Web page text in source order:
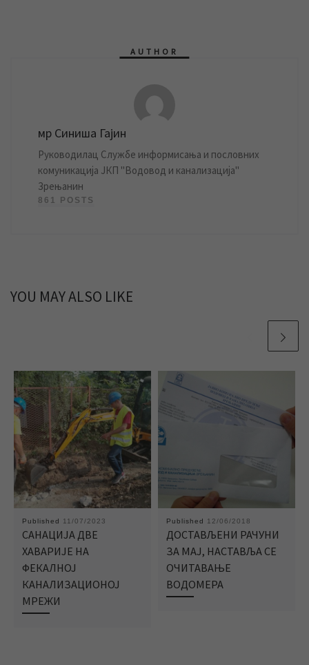
AUTHOR
мр Синиша Гајин
Руководилац Службе информисања и пословних
комуникација ЈКП "Водовод и канализација"
Зрењанин
861 POSTS
YOU MAY ALSO LIKE
Published 11/07/2023
САНАЦИЈА ДВЕ
ХАВАРИЈЕ НА
ФЕКАЛНОЈ
КАНАЛИЗАЦИОНОЈ
МРЕЖИ
Published 12/06/2018
ДОСТАВЉЕНИ РАЧУНИ
ЗА МАЈ, НАСТАВЉА СЕ
ОЧИТАВАЊЕ
ВОДОМЕРА